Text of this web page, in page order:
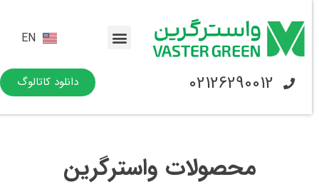
EN
02126290012 دانلود کاتالوگ
محصولات واسترگرین